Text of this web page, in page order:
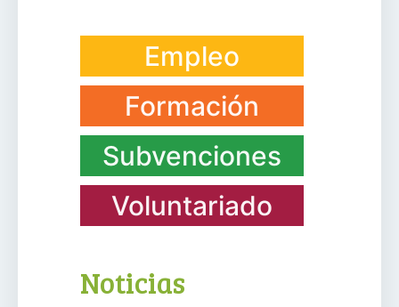
Empleo
Formación
Subvenciones
Voluntariado
Noticias